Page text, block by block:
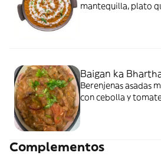
mantequilla, plato
Baigan ka
Berenjenas asadas
con cebolla y
Complementos